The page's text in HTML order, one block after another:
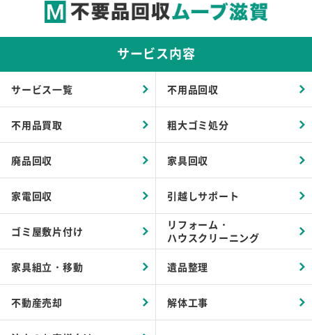
サービス内容
サービス一覧 不用品回収
不用品買取 粗大ゴミ処分
廃品回収 家具回収
家電回収 引越しサポート
ゴミ屋敷片付け
リフォーム・
ハウスクリーニング
家具組立・移動 遺品整理
不動産売却 解体工事